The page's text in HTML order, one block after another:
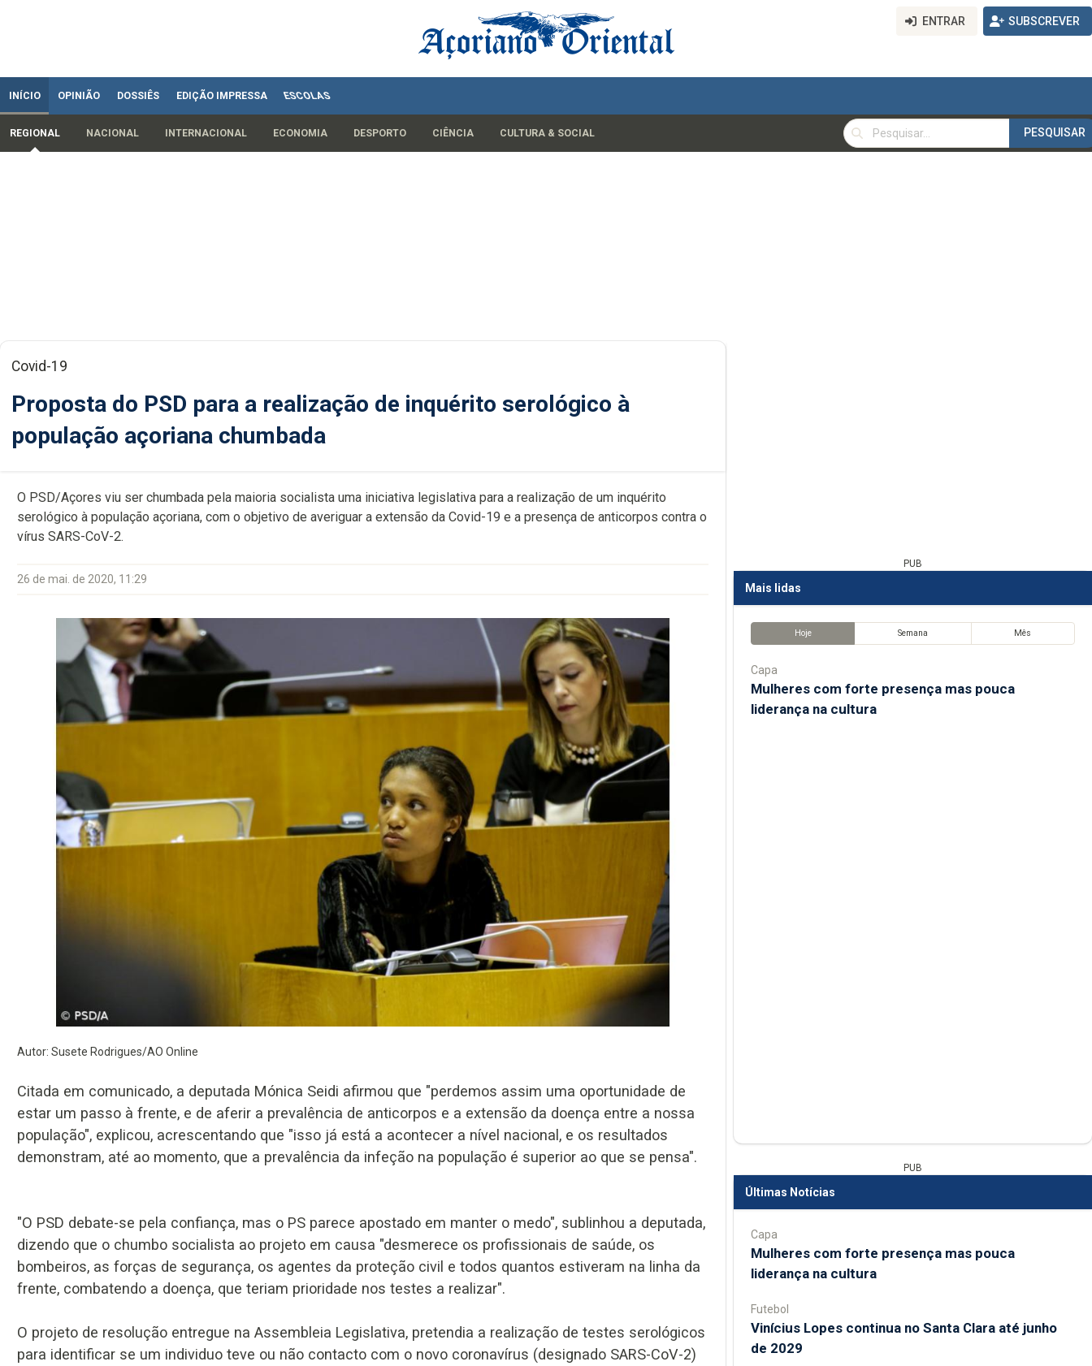
ENTRAR SUBSCREVER
INÍCIO OPINIÃO DOSSIÊS EDIÇÃO IMPRESSA ESCOLAS
REGIONAL NACIONAL INTERNACIONAL ECONOMIA DESPORTO CIÊNCIA CULTURA & SOCIAL
PESQUISAR
PESQUISAR
Covid-19
Proposta do PSD para a realização de inquérito serológico à
população açoriana chumbada
O PSD/Açores viu ser chumbada pela maioria socialista uma iniciativa legislativa para a realização de um inquérito
serológico à população açoriana, com o objetivo de averiguar a extensão da Covid-19 e a presença de anticorpos contra o
vírus SARS-CoV-2.
26 de mai. de 2020, 11:29
Autor: Susete Rodrigues/AO Online
Citada em comunicado, a deputada Mónica Seidi afirmou que "perdemos assim uma oportunidade de
estar um passo à frente, e de aferir a prevalência de anticorpos e a extensão da doença entre a nossa
população", explicou, acrescentando que "isso já está a acontecer a nível nacional, e os resultados
demonstram, até ao momento, que a prevalência da infeção na população é superior ao que se pensa".
"O PSD debate-se pela confiança, mas o PS parece apostado em manter o medo", sublinhou a deputada,
dizendo que o chumbo socialista ao projeto em causa "desmerece os profissionais de saúde, os
bombeiros, as forças de segurança, os agentes da proteção civil e todos quantos estiveram na linha da
frente, combatendo a doença, que teriam prioridade nos testes a realizar".
O projeto de resolução entregue na Assembleia Legislativa, pretendia a realização de testes serológicos
para identificar se um individuo teve ou não contacto com o novo coronavírus (designado SARS-CoV-2)
PUB
Mais lidas
Hoje Semana Mês
Capa
Mulheres com forte presença mas pouca
liderança na cultura
PUB
Últimas Notícias
Capa
Mulheres com forte presença mas pouca
liderança na cultura
Futebol
Vinícius Lopes continua no Santa Clara até junho
de 2029